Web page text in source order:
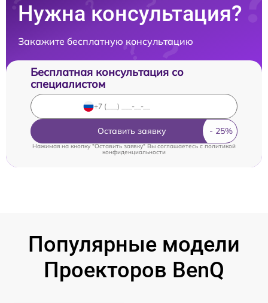
Нужна консультация?
Закажите бесплатную консультацию
Бесплатная консультация со
специалистом
Оставить заявку
Нажимая на кнопку "Оставить заявку" Вы соглашаетесь cполитикой
конфиденциальности
Популярные модели
Проекторов BenQ